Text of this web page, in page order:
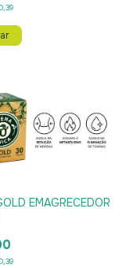
EMAGRECEDOR